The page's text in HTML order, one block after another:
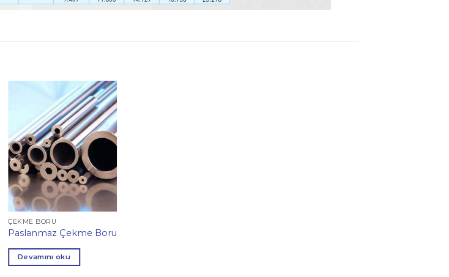
ÇEKME BORU
Paslanmaz Çekme Boru
Devamını oku